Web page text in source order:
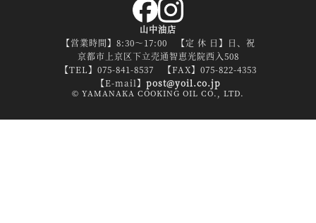
山中油店
【営業時間】8:30～17:00 【定 休 日】日、祝
京都市上京区下立売通智恵光院西入508
【TEL】075-841-8537 【FAX】075-822-4353
【E-mail】 post@yoil.co.jp
© YAMANAKA COOKING OIL CO., LTD.